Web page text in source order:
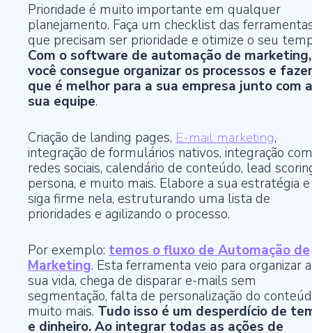
Prioridade é muito importante em qualquer
planejamento. Faça um checklist das
que precisam ser prioridade e otimize o seu
Com o software de automação de marketing,
você consegue organizar os processos e
que é melhor para a sua empresa junto com a
sua equipe.
Criação de landing pages, E-mail marketing,
integração de formulários nativos, integração com
redes sociais, calendário de conteúdo, lead
persona, e muito mais. Elabore a sua estratégia e
siga firme nela, estruturando uma lista de
prioridades e agilizando o processo.
Por exemplo: temos o fluxo de Automação de
Marketing. Esta ferramenta veio para organizar a
sua vida, chega de disparar e-mails sem
segmentação, falta de personalização do
muito mais. Tudo isso é um desperdício de
e dinheiro. Ao integrar todas as ações de